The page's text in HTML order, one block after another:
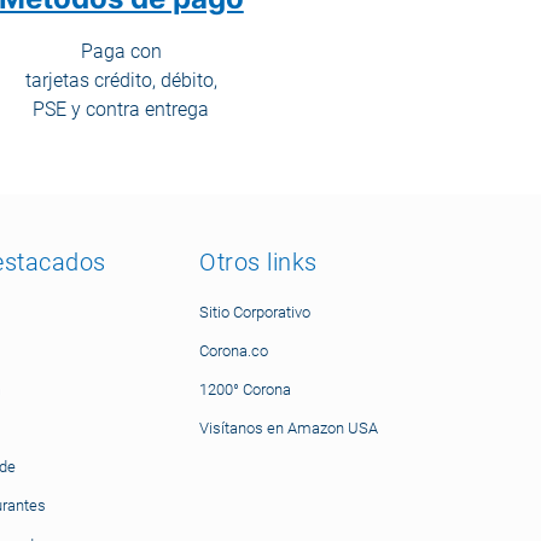
Paga con
tarjetas crédito, débito,
PSE y contra entrega
Otros links
Sitio Corporativo
Corona.co
1200° Corona
Visítanos en Amazon USA